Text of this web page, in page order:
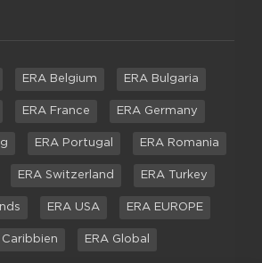
ERA Belgium ERA Bulgaria
ERA France ERA Germany
ERA Portugal ERA Romania
ERA Switzerland ERA Turkey
ERA USA ERA EUROPE
Caribbien ERA Global